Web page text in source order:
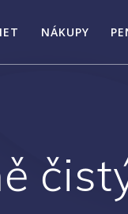
NÁKUPY